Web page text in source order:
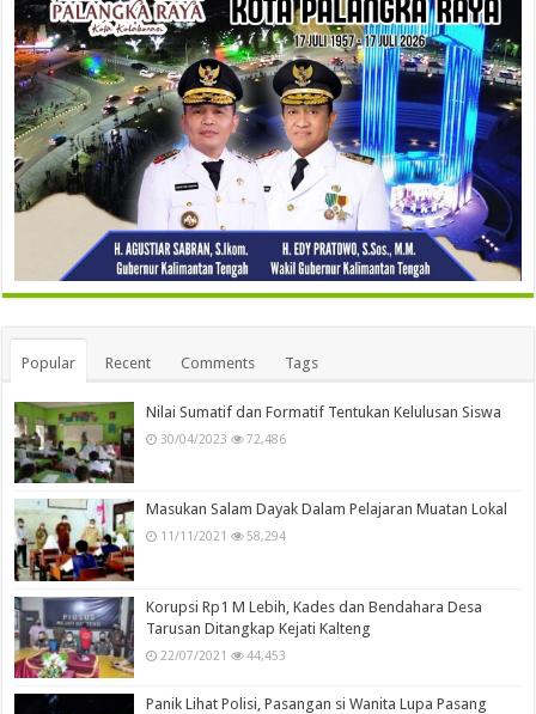
Popular Recent Comments Tags
Nilai Sumatif dan Formatif Tentukan Kelulusan Siswa
30/04/2023 72,486
Masukan Salam Dayak Dalam Pelajaran Muatan Lokal
11/11/2021 58,294
Korupsi Rp1 M Lebih, Kades dan Bendahara Desa
Tarusan Ditangkap Kejati Kalteng
22/07/2021 44,453
Panik Lihat Polisi, Pasangan si Wanita Lupa Pasang